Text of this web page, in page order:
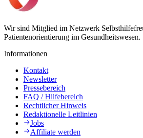
Wir sind Mitglied im Netzwerk
Patientenorientierung im Gesundheitswesen.
Informationen
Kontakt
Newsletter
Pressebereich
FAQ / Hilfebereich
Rechtlicher Hinweis
Redaktionelle Leitlinien
Jobs
Affiliate werden